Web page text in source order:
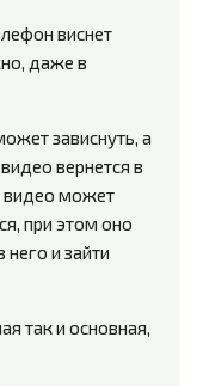
виснет
даже в
зависнуть, а
вернется в
видео может
при этом оно
него и зайти
так и основная,